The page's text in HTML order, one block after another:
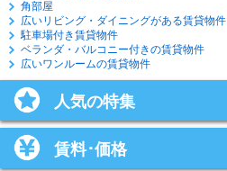
角部屋
広いリビング・ダイニングがある賃貸物件
駐車場付き賃貸物件
ベランダ・バルコニー付きの賃貸物件
広いワンルームの賃貸物件
人気の特集
賃料･価格